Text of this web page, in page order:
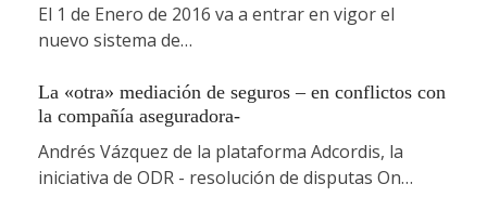
El 1 de Enero de 2016 va a entrar en vigor el
nuevo sistema de…
La «otra» mediación de seguros – en conflictos con
la compañía aseguradora-
Andrés Vázquez de la plataforma Adcordis, la
iniciativa de ODR - resolución de disputas On…